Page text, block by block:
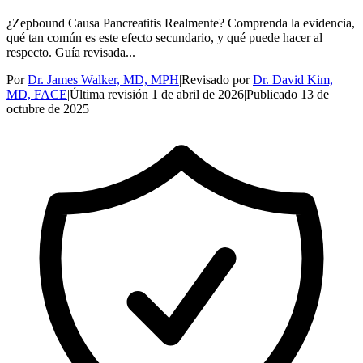
¿Zepbound Causa Pancreatitis Realmente? Comprenda la evidencia,
qué tan común es este efecto secundario, y qué puede hacer al
respecto. Guía revisada...
Por Dr. James Walker, MD, MPH|Revisado por Dr. David Kim,
MD, FACE|Última revisión 1 de abril de 2026|Publicado 13 de
octubre de 2025